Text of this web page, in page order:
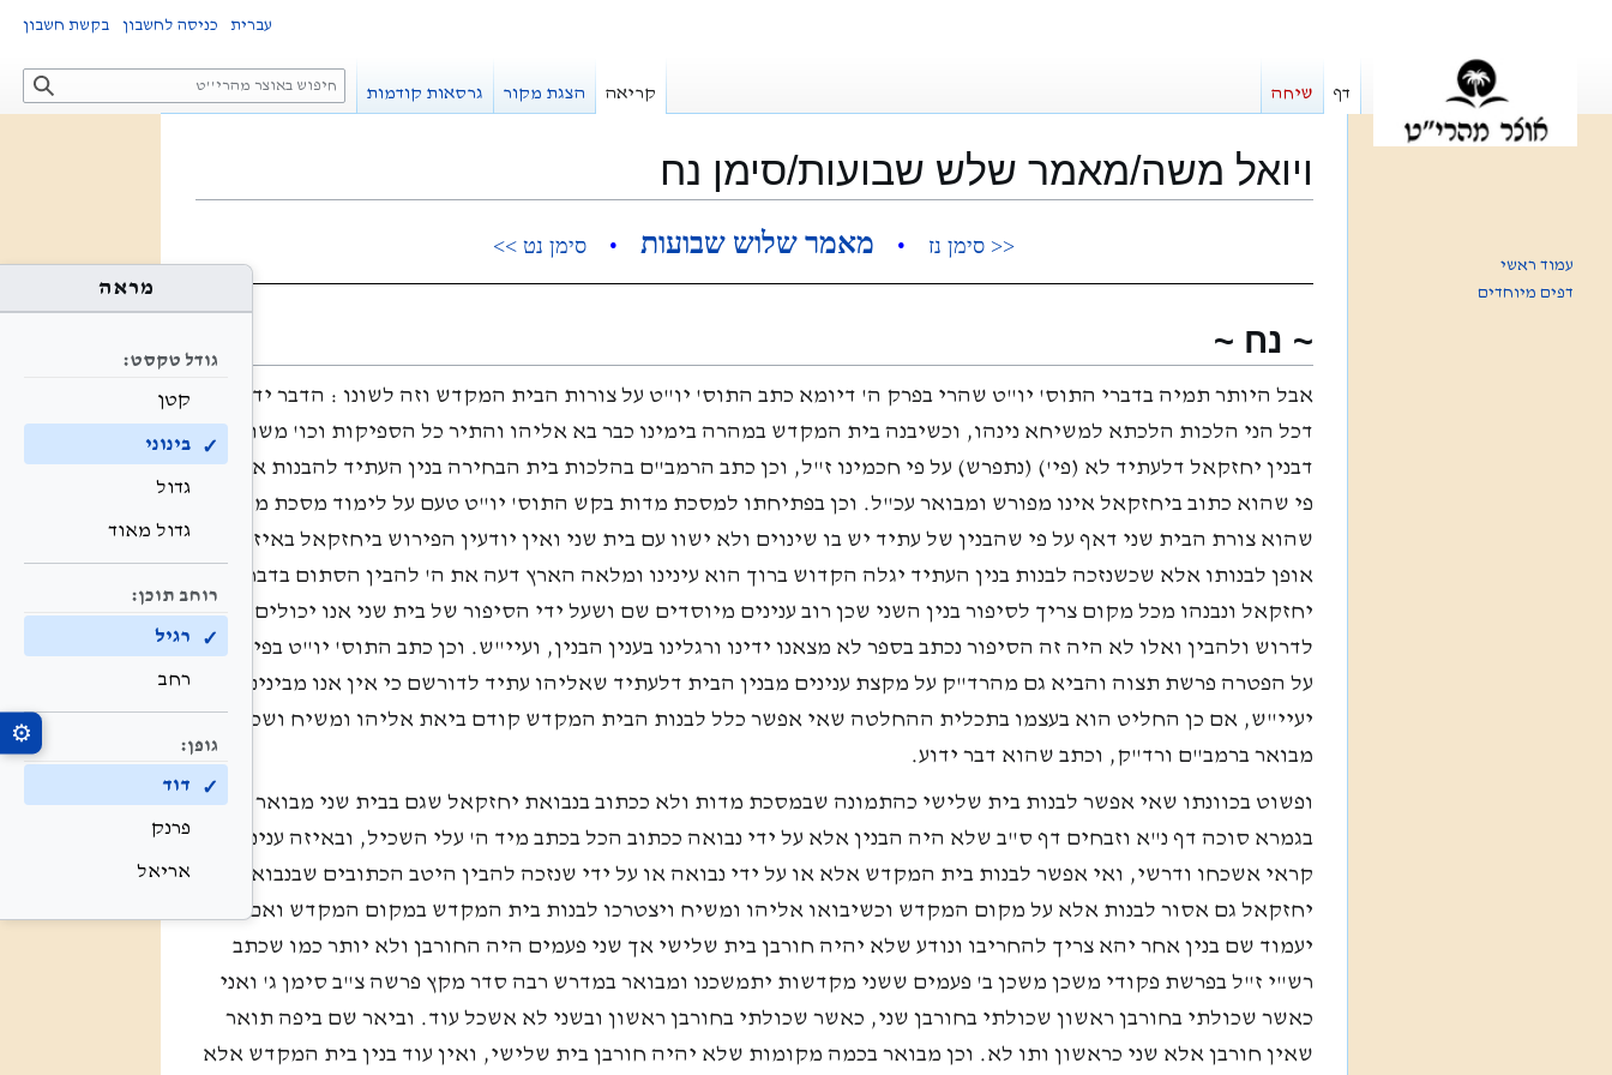
ויואל משה/מאמר שלש שבועות/סימן נח
<< סימן נז • מאמר שלוש שבועות • סימן נט >>
~ נח ~
אבל היותר תמיה בדברי התוס' יו"ט שהרי בפרק ה' דיומא כתב התוס' יו"ט על צורות הבית המקדש וזה לשונו : הדבר ידוע
דכל הני הלכות הלכתא למשיחא נינהו, וכשיבנה בית המקדש במהרה בימינו כבר בא אליהו והתיר כל הספיקות וכו' משום
דבנין יחזקאל דלעתיד לא (פי') (נתפרש) על פי חכמינו ז"ל, וכן כתב הרמב"ם בהלכות בית הבחירה בנין העתיד להבנות אף על
פי שהוא כתוב ביחזקאל אינו מפורש ומבואר עכ"ל. וכן בפתיחתו למסכת מדות בקש התוס' יו"ט טעם על לימוד מסכת מדות
שהוא צורת הבית שני דאף על פי שהבנין של עתיד יש בו שינוים ולא ישוו עם בית שני ואין יודעין הפירוש ביחזקאל באיזה
אופן לבנותו אלא שכשנזכה לבנות בנין העתיד יגלה הקדוש ברוך הוא עינינו ומלאה הארץ דעה את ה' להבין הסתום בדברי
יחזקאל ונבנהו מכל מקום צריך לסיפור בנין השני שכן רוב ענינים מיוסדים שם ושעל ידי הסיפור של בית שני אנו יכולים
לדרוש ולהבין ואלו לא היה זה הסיפור נכתב בספר לא מצאנו ידינו ורגלינו בענין הבנין, ועיי"ש. וכן כתב התוס' יו"ט בפירושו
על הפטרה פרשת תצוה והביא גם מהרד"ק על מקצת ענינים מבנין הבית דלעתיד שאליהו עתיד לדורשם כי אין אנו מבינים בם
יעיי"ש, אם כן החליט הוא בעצמו בתכלית ההחלטה שאי אפשר כלל לבנות הבית המקדש קודם ביאת אליהו ומשיח ושכן
מבואר ברמב"ם ורד"ק, וכתב שהוא דבר ידוע.
ופשוט בכוונתו שאי אפשר לבנות בית שלישי כהתמונה שבמסכת מדות ולא ככתוב בנבואת יחזקאל שגם בבית שני מבואר
בגמרא סוכה דף נ"א וזבחים דף ס"ב שלא היה הבנין אלא על ידי נבואה ככתוב הכל בכתב מיד ה' עלי השכיל, ובאיזה ענינים
קראי אשכחו ודרשי, ואי אפשר לבנות בית המקדש אלא או על ידי נבואה או על ידי שנזכה להבין היטב הכתובים שבנבואת
יחזקאל גם אסור לבנות אלא על מקום המקדש וכשיבואו אליהו ומשיח ויצטרכו לבנות בית המקדש במקום המקדש ואם
יעמוד שם בנין אחר יהא צריך להחריבו ונודע שלא יהיה חורבן בית שלישי אך שני פעמים היה החורבן ולא יותר כמו שכתב
רש"י ז"ל בפרשת פקודי משכן משכן ב' פעמים ששני מקדשות יתמשכנו ומבואר במדרש רבה סדר מקץ פרשה צ"ב סימן ג' ואני
כאשר שכולתי בחורבן ראשון שכולתי בחורבן שני, כאשר שכולתי בחורבן ראשון ובשני לא אשכל עוד. וביאר שם ביפה תואר
שאין חורבן אלא שני כראשון ותו לא. וכן מבואר בכמה מקומות שלא יהיה חורבן בית שלישי, ואין עוד בנין בית המקדש אלא
עברית כניסה לחשבון בקשת חשבון
דף שיחה קריאה הצגת מקור גרסאות קודמות
ח
י
עמוד ראשי
דפים מיוחדים
מראה
גודל טקסט:
קטן
בינוני
גדול
גדול מאוד
רוחב תוכן:
רגיל
רחב
גופן:
דוד
פרנק
אריאל
⚙